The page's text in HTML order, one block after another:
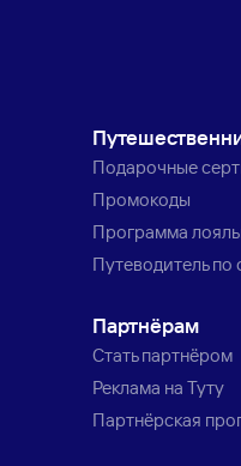
Подарочные
Промокоды
Программа
Путеводитель по
Партнёрам
Стать партнёром
Реклама на Туту
Партнёрская